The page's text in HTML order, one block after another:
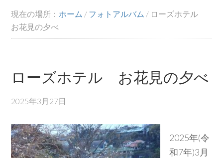
現在の場所： ホーム / フォトアルバム / ローズホテル
お花見の夕べ
ローズホテル お花見の夕べ
2025年3月27日
2025年(令
和7年)3月